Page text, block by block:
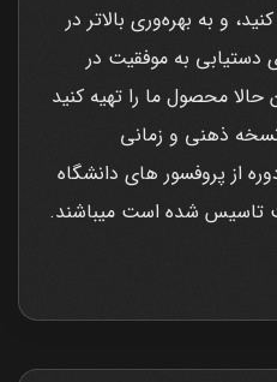
و به بهره‌وری بالاتر در
دستیابی به موفقیت در
محصول ما را تهیه کنید
ذهنی و زمانی
از پروفسور های دانشگاه
تاسیس شده است میباشند.